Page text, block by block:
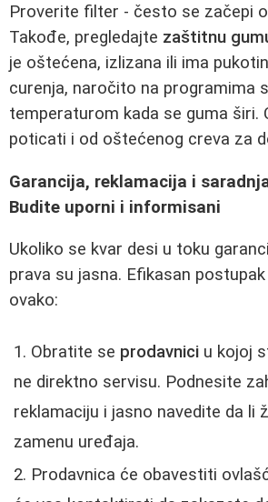
Proverite filter - često se začepi
Takođe, pregledajte zaštitnu
je oštećena, izlizana ili ima
curenja, naročito na programima
temperaturom kada se guma širi.
poticati i od oštećenog creva za
Garancija, reklamacija i
Budite uporni i informisani
Ukoliko se kvar desi u toku
prava su jasna. Efikasan
ovako:
Obratite se prodavnici u kojoj
ne direktno servisu. Podnesite
reklamaciju i jasno navedite da li
zamenu uređaja.
Prodavnica će obavestiti